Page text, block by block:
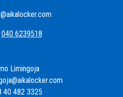
040 6239518
Limingoja
40 482 3325